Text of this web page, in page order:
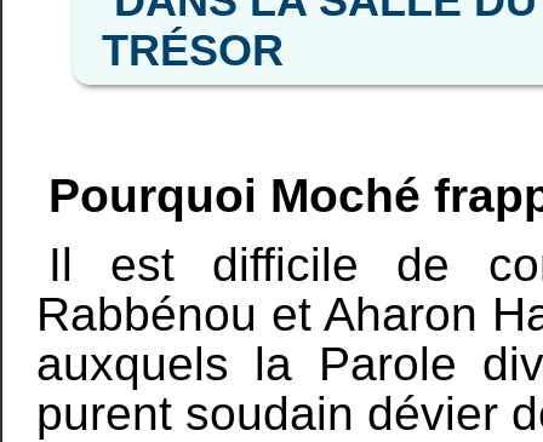
TRÉSOR
Pourquoi Moché
Il est difficile de
Rabbénou et Aharon
auxquels la Parole
purent soudain dévier